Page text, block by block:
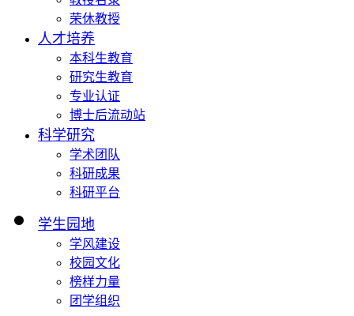
荣休教授
人才培养
本科生教育
研究生教育
专业认证
博士后流动站
科学研究
学术团队
科研成果
科研平台
学生园地
学风建设
校园文化
榜样力量
团学组织